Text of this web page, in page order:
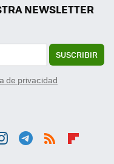
NEWSLETTER
SUSCRIBIR
de privacidad